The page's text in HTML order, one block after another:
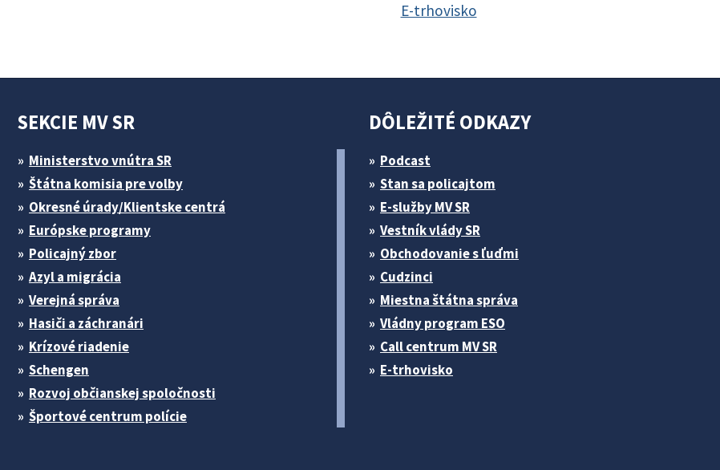
E-trhovisko
SEKCIE MV SR
Ministerstvo vnútra SR
Štátna komisia pre volby
Okresné úrady/Klientske centrá
Európske programy
Policajný zbor
Azyl a migrácia
Verejná správa
Hasiči a záchranári
Krízové riadenie
Schengen
Rozvoj občianskej spoločnosti
Športové centrum polície
DÔLEŽITÉ ODKAZY
Podcast
Stan sa policajtom
E-služby MV SR
Vestník vlády SR
Obchodovanie s ľuďmi
Cudzinci
Miestna štátna správa
Vládny program ESO
Call centrum MV SR
E-trhovisko